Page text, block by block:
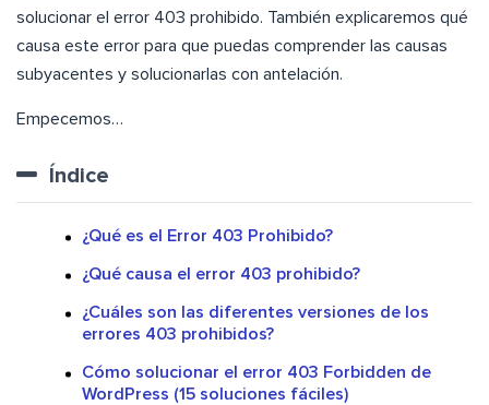
solucionar el error 403 prohibido. También explicaremos qué
causa este error para que puedas comprender las causas
subyacentes y solucionarlas con antelación.
Empecemos…
Índice
¿Qué es el Error 403 Prohibido?
¿Qué causa el error 403 prohibido?
¿Cuáles son las diferentes versiones de los
errores 403 prohibidos?
Cómo solucionar el error 403 Forbidden de
WordPress (15 soluciones fáciles)